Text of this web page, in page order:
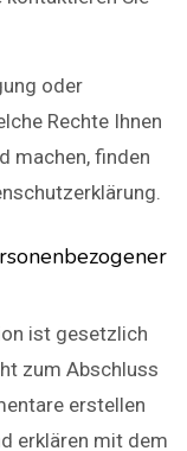
oder
Rechte Ihnen
machen, finden
ist gesetzlich
zum Abschluss
erstellen
erklären mit dem